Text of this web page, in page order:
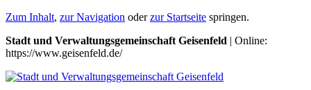
Zum Inhalt, zur Navigation oderzur Startseite springen.
Stadt und Verwaltungsgemeinschaft Geisenfeld | Online:
https://www.geisenfeld.de/